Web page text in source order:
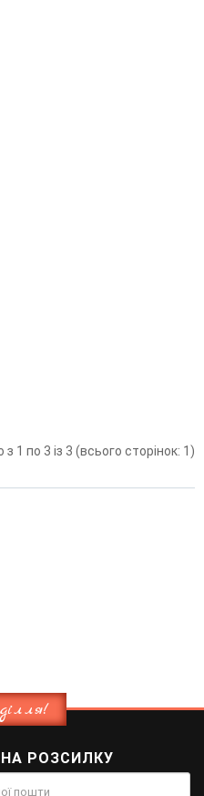
з 1 по 3 із 3 (всього сторінок: 1)
РОЗСИЛКУ